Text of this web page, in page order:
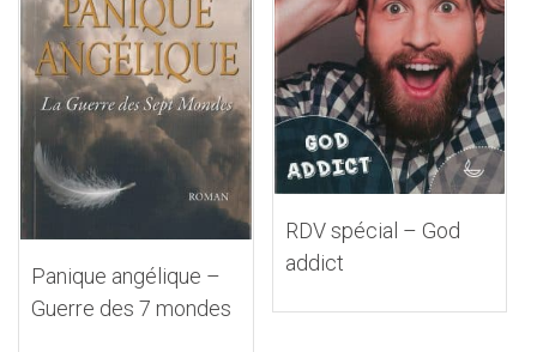
Panique angélique –
Guerre des 7 mondes
RDV spécial – God
addict